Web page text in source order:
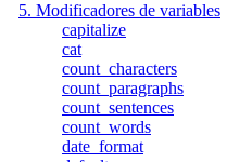
5. Modificadores de variables
capitalize
cat
count_characters
count_paragraphs
count_sentences
count_words
date_format